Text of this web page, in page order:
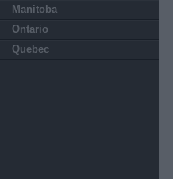
Manitoba
Ontario
Quebec